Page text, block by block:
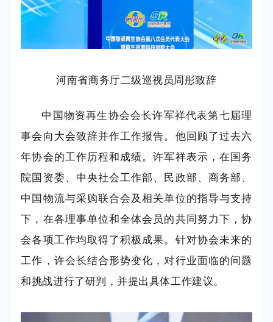
河南省商务厅二级巡视员周彤致辞
中国物资再生协会会长许军祥代表第七届理
事会向大会致辞并作工作报告。他回顾了过去六
年协会的工作历程和成绩。许军祥表示，在国务
院国资委、中央社会工作部、民政部、商务部、
中国物流与采购联合会及相关单位的指导与支持
下，在各理事单位和全体会员的共同努力下，协
会各项工作均取得了积极成果。针对协会未来的
工作，许会长结合形势变化，对行业面临的问题
和挑战进行了研判，并提出具体工作建议。